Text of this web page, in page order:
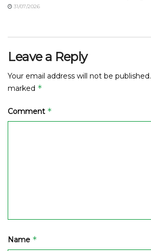
31/07/2026
Leave a Reply
Your email address will not be published.
marked *
Comment *
Name *